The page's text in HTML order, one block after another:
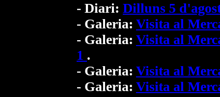
- Diari: Dilluns 5
- Galeria: Visita al
- Galeria: Visita al
1 .
- Galeria: Visita al
- Galeria: Visita al